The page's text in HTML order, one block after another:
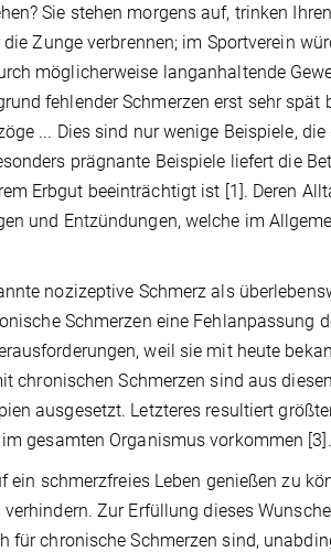
Sie stehen morgens auf, trinken
Zunge verbrennen; im Sportverein
möglicherweise langanhaltende
fehlender Schmerzen erst sehr spät
... Dies sind nur wenige Beispiele,
prägnante Beispiele liefert die
Erbgut beeinträchtigt ist [1]. Deren
und Entzündungen, welche im
nozizeptive Schmerz als
Schmerzen eine Fehlanpassung
weil sie mit heute
chronischen Schmerzen sind aus
ausgesetzt. Letzteres resultiert
gesamten Organismus vorkommen [3].
ein schmerzfreies Leben genießen zu
Zur Erfüllung dieses
für chronische Schmerzen sind,